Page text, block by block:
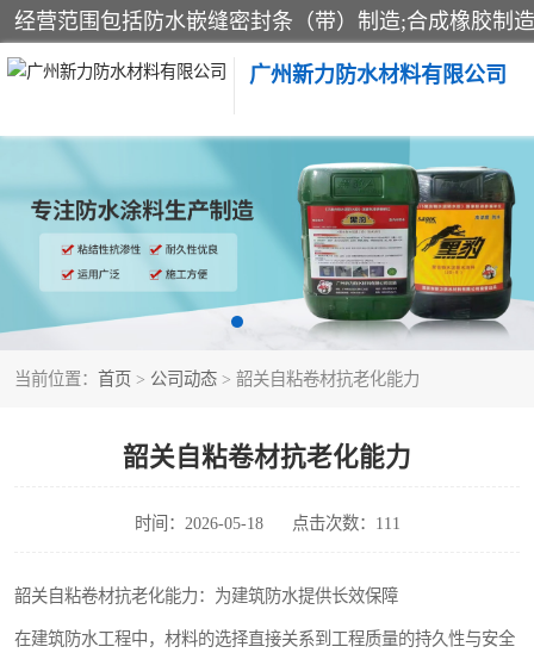
广州新力防水材料有限公司
当前位置： 首页 > 公司动态 > 韶关自粘卷材抗老化能力
韶关自粘卷材抗老化能力
时间：2026-05-18 点击次数：111
韶关自粘卷材抗老化能力：为建筑防水提供长效保障
在建筑防水工程中，材料的选择直接关系到工程质量的持久性与安全
黑豹防水胶
乳化沥青防水涂料
非固化橡胶防水涂料